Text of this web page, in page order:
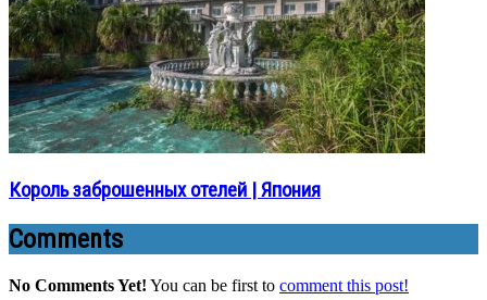
Король заброшенных отелей | Япония
Comments
No Comments Yet! You can be first to comment this post!